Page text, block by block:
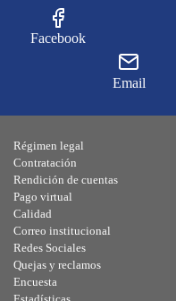
Facebook
Email
Régimen legal
Contratación
Rendición de cuentas
Pago virtual
Calidad
Correo institucional
Redes Sociales
Quejas y reclamos
Encuesta